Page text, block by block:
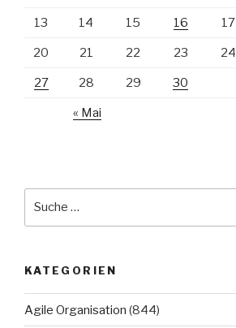
13 14 15 16 17
20 21 22 23 24
27 28 29 30
« Mai
KATEGORIEN
Agile Organisation (844)